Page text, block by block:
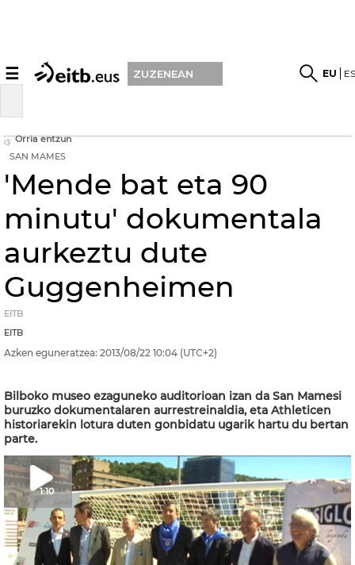
☰ ZUZENEAN EU
Orria entzun
SAN MAMES
'Mende bat eta 90
minutu' dokumentala
aurkeztu dute
Guggenheimen
EITB
EITB
Azken eguneratzea: 2013/08/22 10:04 (UTC+2)
Bilboko museo ezaguneko auditorioan izan da San Mamesi
buruzko dokumentalaren aurrestreinaldia, eta Athleticen
historiarekin lotura duten gonbidatu ugarik hartu du bertan
parte.
1:10